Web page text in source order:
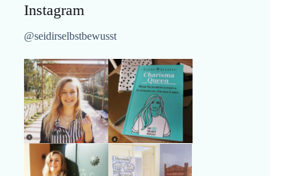
Instagram
@seidirselbstbewusst